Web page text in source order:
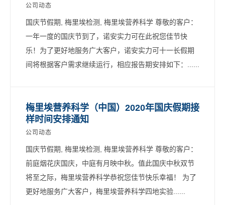
公司动态
国庆节假期, 梅里埃检测, 梅里埃营养科学 尊敬的客户：
一年一度的国庆节到了，诺安实力可在此祝您佳节快
乐！为了更好地服务广大客户，诺安实力可十一长假期
间将根据客户需求继续运行，相应报告期安排如下：......
梅里埃营养科学（中国）2020年国庆假期接
样时间安排通知
公司动态
国庆节假期, 梅里埃检测, 梅里埃营养科学 尊敬的客户：
前庭烟花庆国庆，中庭有月映中秋。值此国庆中秋双节
将至之际，梅里埃营养科学恭祝您佳节快乐幸福！ 为了
更好地服务广大客户，梅里埃营养科学四地实验......